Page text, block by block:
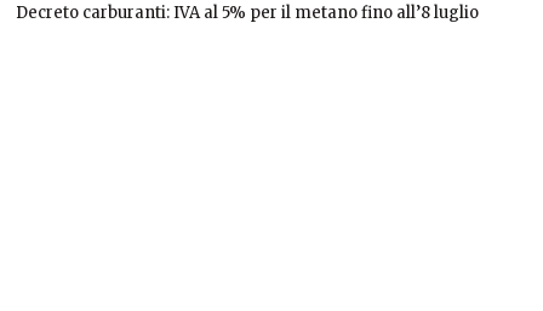
Decreto carburanti: IVA al 5% per il metano fino all’8 luglio